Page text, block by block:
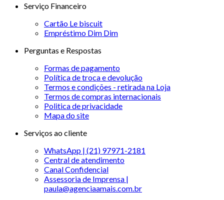
Serviço Financeiro
Cartão Le biscuit
Empréstimo Dim Dim
Perguntas e Respostas
Formas de pagamento
Política de troca e devolução
Termos e condições - retirada na Loja
Termos de compras internacionais
Politica de privacidade
Mapa do site
Serviços ao cliente
WhatsApp | (21) 97971-2181
Central de atendimento
Canal Confidencial
Assessoria de Imprensa |
paula@agenciaamais.com.br